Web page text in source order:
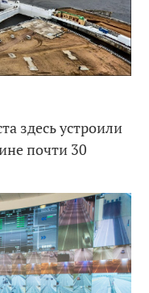
здесь устроили
почти 30